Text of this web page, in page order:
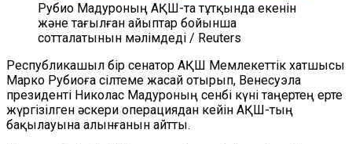
Рубио Мадуроның АҚШ-та тұтқында екенін
және тағылған айыптар бойынша
сотталатынын мәлімдеді / Reuters
Республикашыл бір сенатор АҚШ Мемлекеттік хатшысы
Марко Рубиоға сілтеме жасай отырып, Венесуэла
президенті Николас Мадуроның сенбі күні таңертең ерте
жүргізілген әскери операциядан кейін АҚШ-тың
бақылауына алынғанын айтты.